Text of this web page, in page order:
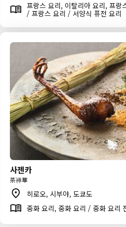
프랑스 요리, 이탈리아 요리, 프
/ 프랑스 요리 / 서양식 퓨전 요리
사젠카
茶禅華
히로오, 시부야, 도쿄도
중화 요리, 중화 요리 / 중화 요리